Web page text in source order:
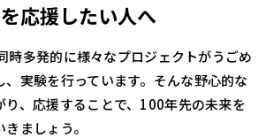
応援したい人へ
時多発的に様々なプロジェクトがうごめ
、実験を行っています。そんな野心的な
り、応援することで、100年先の未来を
ましょう。